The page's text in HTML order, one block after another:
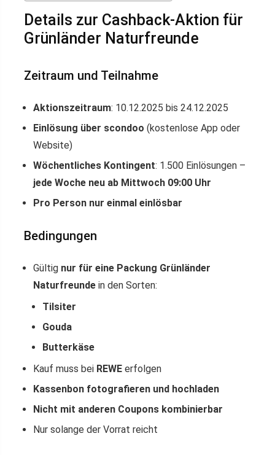
Details zur Cashback-Aktion für
Grünländer Naturfreunde
Zeitraum und Teilnahme
Aktionszeitraum: 10.12.2025 bis 24.12.2025
Einlösung über scondoo (kostenlose App oder
Website)
Wöchentliches Kontingent: 1.500 Einlösungen –
jede Woche neu ab Mittwoch 09:00 Uhr
Pro Person nur einmal einlösbar
Bedingungen
Gültig nur für eine Packung Grünländer
Naturfreunde in den Sorten:
Tilsiter
Gouda
Butterkäse
Kauf muss bei REWE erfolgen
Kassenbon fotografieren und hochladen
Nicht mit anderen Coupons kombinierbar
Nur solange der Vorrat reicht